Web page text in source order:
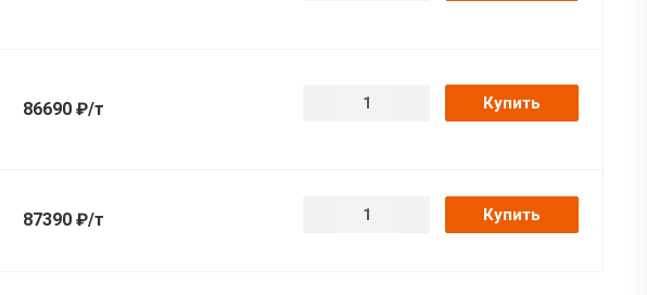
86690 ₽/т Купить
87390 ₽/т Купить